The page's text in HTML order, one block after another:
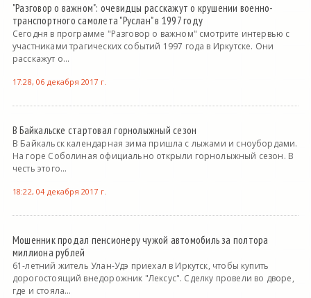
"Разговор о важном": очевидцы расскажут о крушении военно-
транспортного самолета "Руслан" в 1997 году
Сегодня в программе "Разговор о важном" смотрите интервью с
участниками трагических событий 1997 года в Иркутске. Они
расскажут о...
17:28, 06 декабря 2017 г.
В Байкальске стартовал горнолыжный сезон
В Байкальск календарная зима пришла с лыжами и сноубордами.
На горе Соболиная официально открыли горнолыжный сезон. В
честь этого...
18:22, 04 декабря 2017 г.
Мошенник продал пенсионеру чужой автомобиль за полтора
миллиона рублей
61-летний житель Улан-Удэ приехал в Иркутск, чтобы купить
дорогостоящий внедорожник "Лексус". Сделку провели во дворе,
где и стояла...